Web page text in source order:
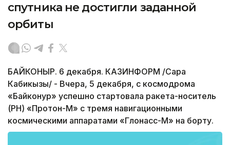
спутника не достигли заданной
орбиты
БАЙКОНЫР. 6 декабря. КАЗИНФОРМ /Сара
Кабикызы/ - Вчера, 5 декабря, с космодрома
«Байконур» успешно стартовала ракета-носитель
(РН) «Протон-М» с тремя навигационными
космическими аппаратами «Глонасс-М» на борту.